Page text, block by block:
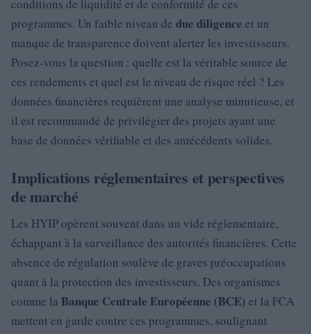
conditions de liquidité et de conformité de ces
programmes. Un faible niveau de due diligence et un
manque de transparence doivent alerter les investisseurs.
Posez-vous la question : quelle est la véritable source de
ces rendements et quel est le niveau de risque réel ? Les
données financières requièrent une analyse minutieuse, et
il est recommandé de privilégier des projets ayant une
base de données vérifiable et des antécédents solides.
Implications réglementaires et perspectives
de marché
Les HYIP opèrent souvent dans un vide réglementaire,
échappant à la surveillance des autorités financières. Cette
absence de régulation soulève de graves préoccupations
quant à la protection des investisseurs. Des organismes
comme la Banque Centrale Européenne (BCE) et la FCA
mettent en garde contre ces programmes, soulignant